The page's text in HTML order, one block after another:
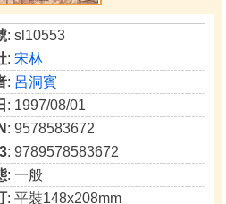
: sl10553
:宋林
: 呂洞賓
: 1997/08/01
: 9578583672
: 9789578583672
: 一般
: 平裝148x208mm